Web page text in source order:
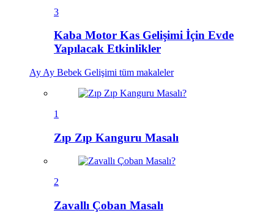
3
Kaba Motor Kas Gelişimi İçin Evde
Yapılacak Etkinlikler
Ay Ay Bebek Gelişimi tüm makaleler
1
Zıp Zıp Kanguru Masalı
2
Zavallı Çoban Masalı